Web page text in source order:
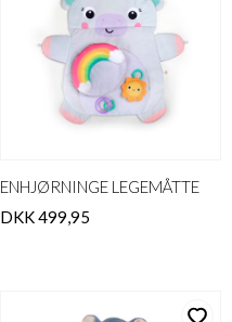
ENHJØRNINGE LEGEMÅTTE
DKK 499,95